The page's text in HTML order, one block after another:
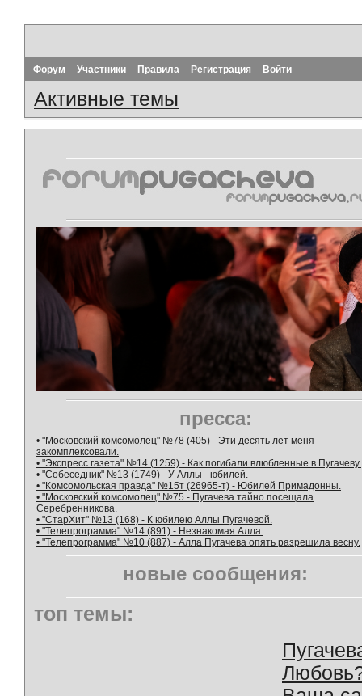
Форум Участники Правила Регистрация Войти
Активные темы
пресса:
• "Московский комсомолец" №78 (405) - Эти десять лет меня
закомплексовали.
• "Экспресс газета" №14 (1259) - Как погибали влюбленные в Пугачеву.
• "Собеседник" №13 (1749) - У Аллы - юбилей.
• "Комсомольская правда" №15т (26965-т) - Юбилей Примадонны.
• "Московский комсомолец" №75 - Пугачева тайно посещала
Серебренникова.
• "СтарХит" №13 (168) - К юбилею Аллы Пугачевой.
• "Телепрограмма" №14 (891) - Незнакомая Алла.
• "Телепрограмма" №10 (887) - Алла Пугачева опять разрешила весну.
новые сообщения:
топ темы: